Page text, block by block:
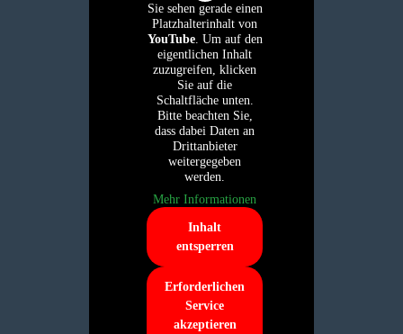
Sie sehen gerade einen
Platzhalterinhalt von
YouTube. Um auf den
eigentlichen Inhalt
zuzugreifen, klicken
Sie auf die
Schaltfläche unten.
Bitte beachten Sie,
dass dabei Daten an
Drittanbieter
weitergegeben
werden.
Mehr Informationen
Inhalt
entsperren
Erforderlichen
Service
akzeptieren